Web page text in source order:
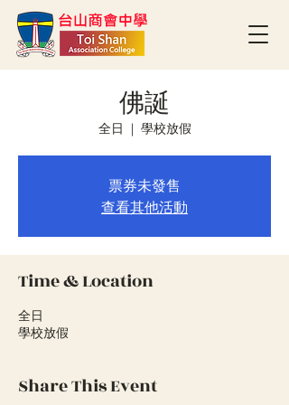
佛誕
全日
  |
學校放假
票券未發售
查看其他活動
Time & Location
全日
學校放假
Share This Event